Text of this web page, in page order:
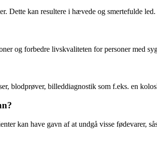
Dette kan resultere i hævede og smertefulde led.
og forbedre livskvaliteten for personer med
blodprøver, billeddiagnostik som f.eks. en
kan have gavn af at undgå visse fødevarer,